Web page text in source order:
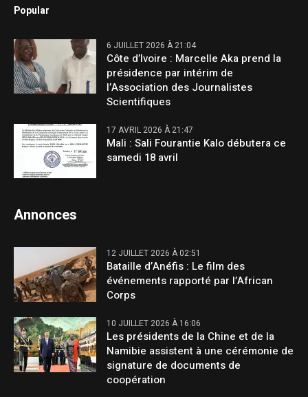
Popular
6 JUILLET 2026 À 21:04
Côte d’Ivoire : Marcelle Aka prend la
présidence par intérim de
l’Association des Journalistes
Scientifiques
17 AVRIL 2026 À 21:47
Mali : Sali Fourantie Kalo débutera ce
samedi 18 avril
Annonces
12 JUILLET 2026 À 02:51
Bataille d’Anéfis : Le film des
événements rapporté par l’African
Corps
10 JUILLET 2026 À 16:06
Les présidents de la Chine et de la
Namibie assistent à une cérémonie de
signature de documents de
coopération